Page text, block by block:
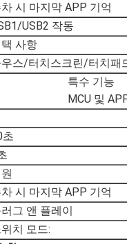
시 마지막 APP 기억
USB2 작동
사항
우스/터치스크린/터치패
특수 기능
MCU 및
초
시 마지막 APP 기억
그 앤 플레이
치 모드: